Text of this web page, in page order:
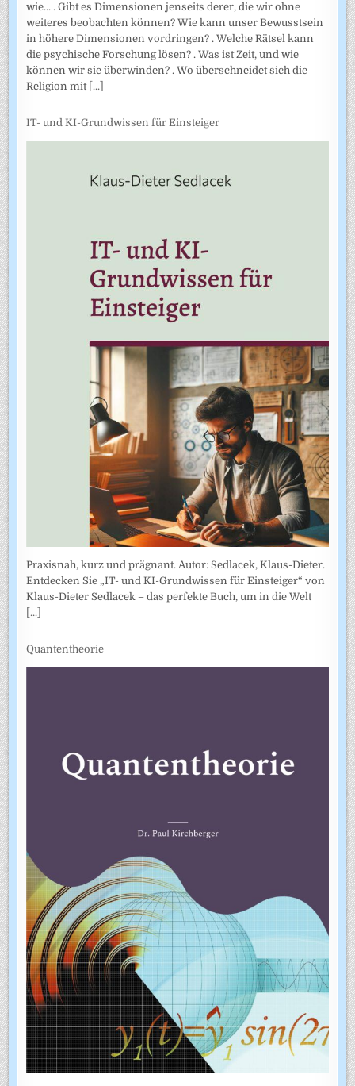
wie... . Gibt es Dimensionen jenseits derer, die wir ohne
weiteres beobachten können? Wie kann unser Bewusstsein
in höhere Dimensionen vordringen? . Welche Rätsel kann
die psychische Forschung lösen? . Was ist Zeit, und wie
können wir sie überwinden? . Wo überschneidet sich die
Religion mit [...]
IT- und KI-Grundwissen für Einsteiger
Praxisnah, kurz und prägnant. Autor: Sedlacek, Klaus-Dieter.
Entdecken Sie „IT- und KI-Grundwissen für Einsteiger“ von
Klaus-Dieter Sedlacek – das perfekte Buch, um in die Welt
[...]
Quantentheorie